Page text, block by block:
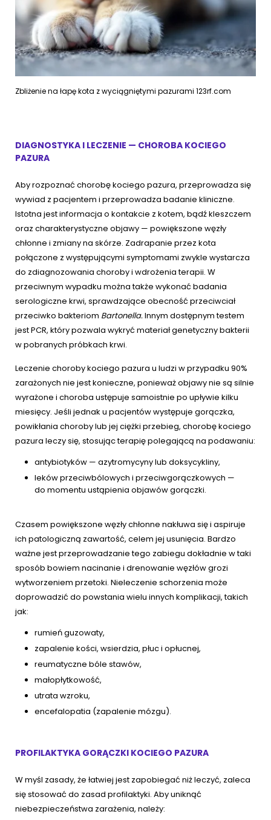
Zbliżenie na łapę kota z wyciągniętymi pazurami 123rf.com
DIAGNOSTYKA I LECZENIE — CHOROBA KOCIEGO
PAZURA
Aby rozpoznać chorobę kociego pazura, przeprowadza się
wywiad z pacjentem i przeprowadza badanie kliniczne.
Istotna jest informacja o kontakcie z kotem, bądź kleszczem
oraz charakterystyczne objawy — powiększone węzły
chłonne i zmiany na skórze. Zadrapanie przez kota
połączone z występującymi symptomami zwykle wystarcza
do zdiagnozowania choroby i wdrożenia terapii. W
przeciwnym wypadku można także wykonać badania
serologiczne krwi, sprawdzające obecność przeciwciał
przeciwko bakteriom Bartonella.Innym dostępnym testem
jest PCR, który pozwala wykryć materiał genetyczny bakterii
w pobranych próbkach krwi.
Leczenie choroby kociego pazura u ludzi w przypadku 90%
zarażonych nie jest konieczne, ponieważ objawy nie są silnie
wyrażone i choroba ustępuje samoistnie po upływie kilku
miesięcy. Jeśli jednak u pacjentów występuje gorączka,
powikłania choroby lub jej ciężki przebieg, chorobę kociego
pazura leczy się, stosując terapię polegającą na podawaniu:
antybiotyków — azytromycyny lub doksycykliny,
leków przeciwbólowych i przeciwgorączkowych —
do momentu ustąpienia objawów gorączki.
Czasem powiększone węzły chłonne nakłuwa się i aspiruje
ich patologiczną zawartość, celem jej usunięcia. Bardzo
ważne jest przeprowadzanie tego zabiegu dokładnie w taki
sposób bowiem nacinanie i drenowanie węzłów grozi
wytworzeniem przetoki. Nieleczenie schorzenia może
doprowadzić do powstania wielu innych komplikacji, takich
jak:
rumień guzowaty,
zapalenie kości, wsierdzia, płuc i opłucnej,
reumatyczne bóle stawów,
małopłytkowość,
utrata wzroku,
encefalopatia (zapalenie mózgu).
PROFILAKTYKA GORĄCZKI KOCIEGO PAZURA
W myśl zasady, że łatwiej jest zapobiegać niż leczyć, zaleca
się stosować do zasad profilaktyki. Aby uniknąć
niebezpieczeństwa zarażenia, należy: